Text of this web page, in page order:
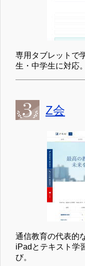
専用タブレットで
生・中学生に対応。
Z会
通信教育の代表的
iPadとテキスト学
び。